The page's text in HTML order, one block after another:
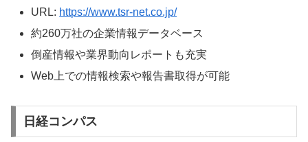
URL: https://www.tsr-net.co.jp/
約260万社の企業情報データベース
倒産情報や業界動向レポートも充実
Web上での情報検索や報告書取得が可能
日経コンパス